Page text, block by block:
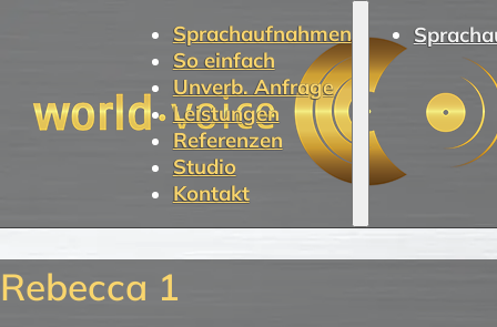
Sprachaufnahmen
So einfach
Unverb. Anfrage
Leistungen
Referenzen
Studio
Kontakt
Rebecca 1